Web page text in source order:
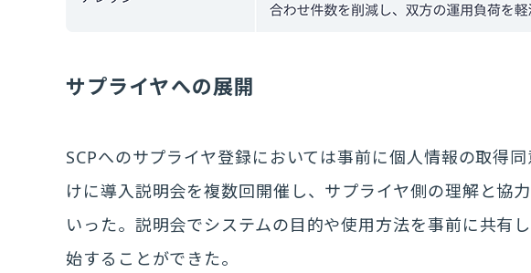
サプライヤへの展開
SCPへのサプライヤ登録においては事前に個人情報の取得
けに導入説明会を複数回開催し、サプライヤ側の理解と協
いった。説明会でシステムの目的や使用方法を事前に共有
始することができた。